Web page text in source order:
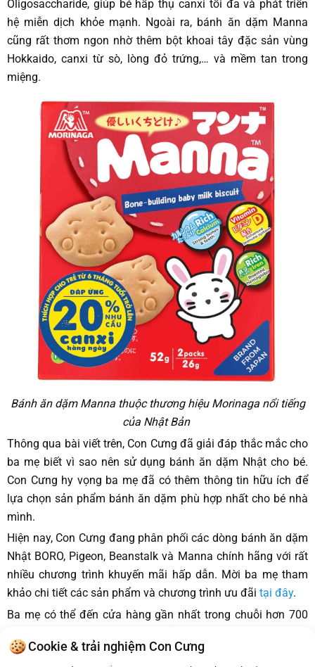
Oligosaccharide, giúp bé hấp thụ canxi tối đa và phát triển
hệ miễn dịch khỏe mạnh. Ngoài ra, bánh ăn dặm Manna
cũng rất thơm ngon nhờ thêm bột khoai tây đặc sản vùng
Hokkaido, canxi từ sò, lòng đỏ trứng,… và mềm tan trong
miệng.
Bánh ăn dặm Manna thuộc thương hiệu Morinaga nổi tiếng
của Nhật Bản
Thông qua bài viết trên, Con Cưng đã giải đáp thắc mắc cho
ba mẹ biết vì sao nên sử dụng bánh ăn dặm Nhật cho bé.
Con Cưng hy vọng ba mẹ đã có thêm thông tin hữu ích để
lựa chọn sản phẩm bánh ăn dặm phù hợp nhất cho bé nhà
mình.
Hiện nay, Con Cưng đang phân phối các dòng bánh ăn dặm
Nhật BORO, Pigeon, Beanstalk và Manna chính hãng với rất
nhiều chương trình khuyến mãi hấp dẫn. Mời ba mẹ tham
khảo chi tiết các sản phẩm và chương trình ưu đãi tại đây.
Ba mẹ có thể đến cửa hàng gần nhất trong chuỗi hơn 700
đó, ba mẹ cũng có thể đặt mua tại website
Cookie & trải nghiệm Con Cưng